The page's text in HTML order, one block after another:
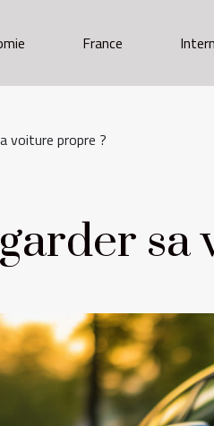
France
voiture propre ?